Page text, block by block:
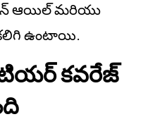
ఆయిల్ మరియు
కలిగి ఉంటాయి.
కవరేజ్